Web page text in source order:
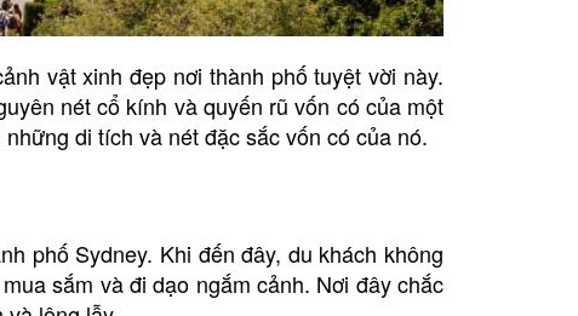
vật xinh đẹp nơi thành phố tuyệt vời này.
nét cổ kính và quyến rũ vốn có của một
di tích và nét đặc sắc vốn có của nó.
phố Sydney. Khi đến đây, du khách không
sắm và đi dạo ngắm cảnh. Nơi đây chắc